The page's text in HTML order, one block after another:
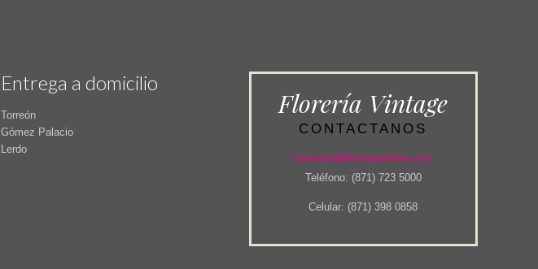
Entrega a domicilio
Torreón
Gómez Palacio
Lerdo
Florería Vintage
CONTACTANOS
contacto@floreriaenlinea.com
Teléfono: (871) 723 5000
Celular: (871) 398 0858